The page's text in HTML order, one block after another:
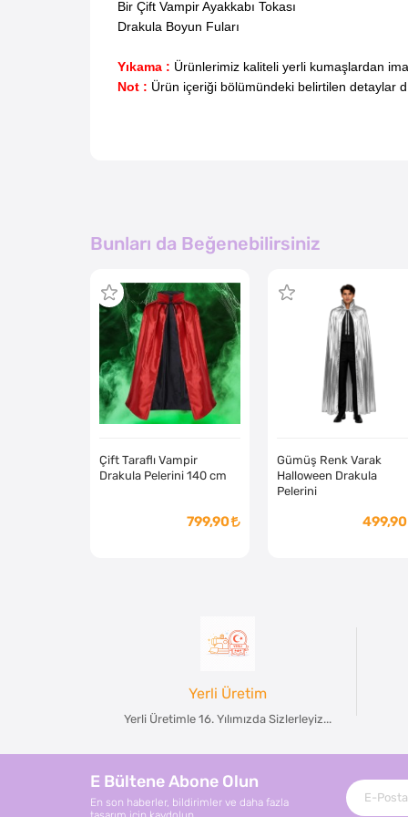
Bir Çift Vampir Ayakkabı Tokası
Drakula Boyun Fuları
Yıkama : Ürünlerimiz kaliteli yerli kumaşlardan
Not : Ürün içeriği bölümündeki belirtilen detaylar
Bunları da Beğenebilirsiniz
Çift Taraflı Vampir
Drakula Pelerini 140 cm
799,90
Gümüş Renk Varak
Halloween Drakula
Pelerini
499,90
Yerli Üretim
Yerli Üretimle 16. Yılımızda Sizlerleyiz...
E Bültene Abone Olun
En son haberler, bildirimler ve daha fazla